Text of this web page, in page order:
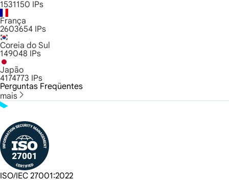
1531150 IPs
França
2603654 IPs
Coreia do Sul
149048 IPs
Japão
4174773 IPs
Perguntas Freqüentes
mais
ISO/IEC 27001:2022